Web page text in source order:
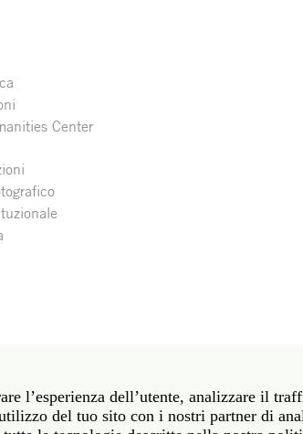
Center
Roma ITALIA · t 39 06 58461 · f
Third Floor New York NY 10011 · t
l’esperienza dell’utente, analizzare il
del tuo sito con i nostri partner di